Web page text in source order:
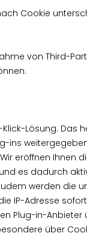
Cookie
von Third-
Lösung. Das
ins
eröffnen Ihnen
es dadurch
werden die
IP-Adresse
Plug-in-
über